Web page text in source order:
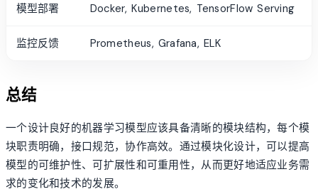
模型部署 Docker, Kubernetes, TensorFlow Serving
监控反馈 Prometheus, Grafana, ELK
总结
一个设计良好的机器学习模型应该具备清晰的模块结构，每个模
块职责明确，接口规范，协作高效。通过模块化设计，可以提高
模型的可维护性、可扩展性和可重用性，从而更好地适应业务需
求的变化和技术的发展。